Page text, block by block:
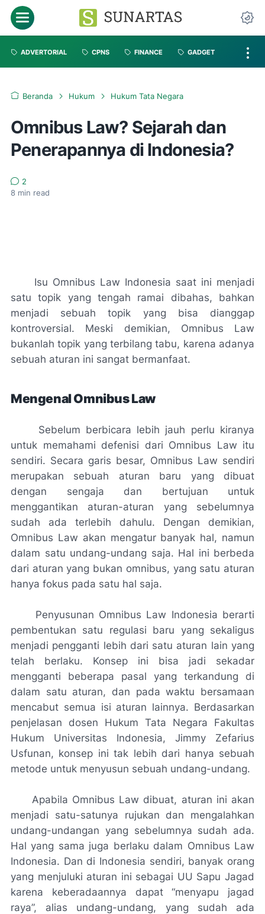
ADVERTORIAL CPNS FINANCE GADGET
Beranda Hukum Hukum Tata Negara
Omnibus Law? Sejarah dan
Penerapannya di Indonesia?
2
8 min read
Isu Omnibus Law Indonesia saat ini menjadi
satu topik yang tengah ramai dibahas, bahkan
menjadi sebuah topik yang bisa dianggap
kontroversial. Meski demikian, Omnibus Law
bukanlah topik yang terbilang tabu, karena adanya
sebuah aturan ini sangat bermanfaat.
Mengenal Omnibus Law
Sebelum berbicara lebih jauh perlu kiranya
untuk memahami defenisi dari Omnibus Law itu
sendiri. Secara garis besar, Omnibus Law sendiri
merupakan sebuah aturan baru yang dibuat
dengan sengaja dan bertujuan untuk
menggantikan aturan-aturan yang sebelumnya
sudah ada terlebih dahulu. Dengan demikian,
Omnibus Law akan mengatur banyak hal, namun
dalam satu undang-undang saja. Hal ini berbeda
dari aturan yang bukan omnibus, yang satu aturan
hanya fokus pada satu hal saja.
Penyusunan Omnibus Law Indonesia berarti
pembentukan satu regulasi baru yang sekaligus
menjadi pengganti lebih dari satu aturan lain yang
telah berlaku. Konsep ini bisa jadi sekadar
mengganti beberapa pasal yang terkandung di
dalam satu aturan, dan pada waktu bersamaan
mencabut semua isi aturan lainnya. Berdasarkan
penjelasan dosen Hukum Tata Negara Fakultas
Hukum Universitas Indonesia, Jimmy Zefarius
Usfunan, konsep ini tak lebih dari hanya sebuah
metode untuk menyusun sebuah undang-undang.
Apabila Omnibus Law dibuat, aturan ini akan
menjadi satu-satunya rujukan dan mengalahkan
undang-undangan yang sebelumnya sudah ada.
Hal yang sama juga berlaku dalam Omnibus Law
Indonesia. Dan di Indonesia sendiri, banyak orang
yang menjuluki aturan ini sebagai UU Sapu Jagad
karena keberadaannya dapat “menyapu jagad
raya”, alias undang-undang, yang sudah ada